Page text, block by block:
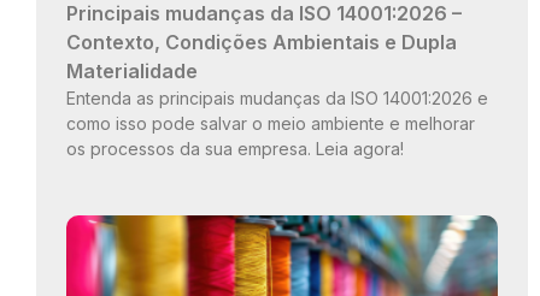
Principais mudanças da ISO 14001:2026 –
Contexto, Condições Ambientais e Dupla
Materialidade
Entenda as principais mudanças da ISO 14001:2026 e
como isso pode salvar o meio ambiente e melhorar
os processos da sua empresa. Leia agora!